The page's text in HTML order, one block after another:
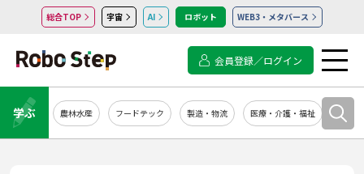
総合TOP 宇宙 AI ロボット WEB3・メタバース
会員登録／ログイン
学ぶ 農林水産 フードテック 製造・物流 医療・介護・福祉 シス